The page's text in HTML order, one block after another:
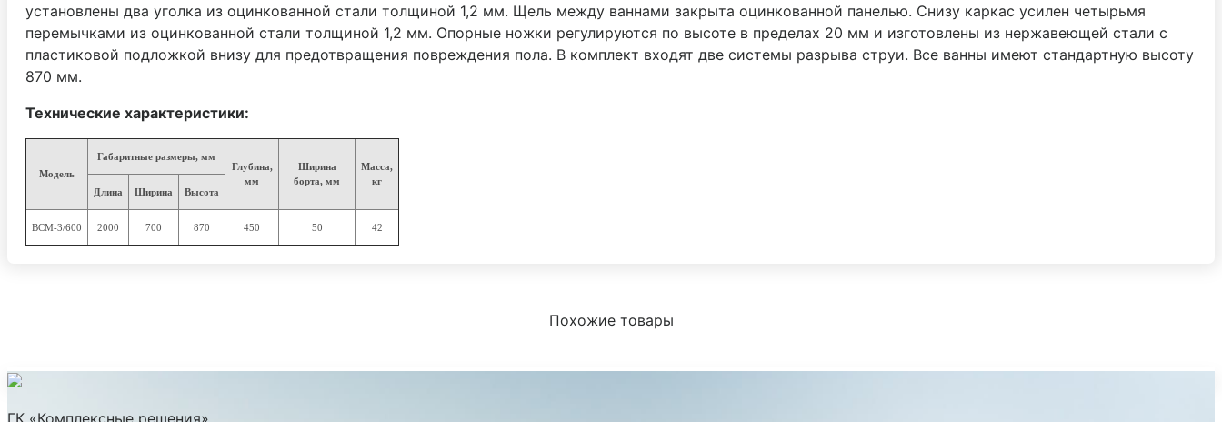
установлены два уголка из оцинкованной стали толщиной 1,2 мм. Щель между ваннами закрыта оцинкованной панелью. Снизу каркас усилен четырьмя
перемычками из оцинкованной стали толщиной 1,2 мм. Опорные ножки регулируются по высоте в пределах 20 мм и изготовлены из нержавеющей стали с
пластиковой подложкой внизу для предотвращения повреждения пола. В комплект входят две системы разрыва струи. Все ванны имеют стандартную высоту
870 мм.
Технические характеристики:
Модель
Габаритные размеры, мм
Глубина,
мм
Ширина
борта, мм
Масса,
кг
Длина
Ширина Высота
ВСМ-3/600 2000 700 870 450 50 42
Похожие товары
ГК «Комплексные решения»